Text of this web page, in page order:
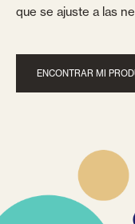
que se ajuste a las
ENCONTRAR MI